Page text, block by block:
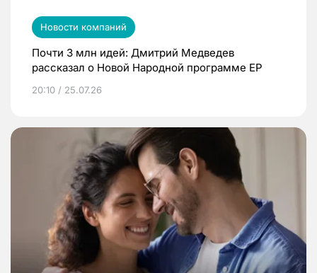
Новости компаний
Почти 3 млн идей: Дмитрий Медведев
рассказал о Новой Народной программе ЕР
20:10 / 25.07.26